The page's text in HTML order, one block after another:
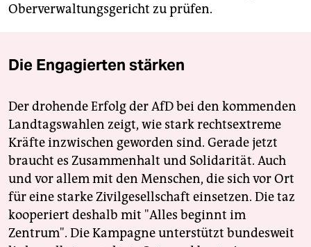
Oberverwaltungsgericht zu prüfen.
Die Engagierten stärken
Der drohende Erfolg der AfD bei den kommenden
Landtagswahlen zeigt, wie stark rechtsextreme
Kräfte inzwischen geworden sind. Gerade jetzt
braucht es Zusammenhalt und Solidarität. Auch
und vor allem mit den Menschen, die sich vor Ort
für eine starke Zivilgesellschaft einsetzen. Die taz
kooperiert deshalb mit "Alles beginnt im
Zentrum". Die Kampagne unterstützt bundesweit